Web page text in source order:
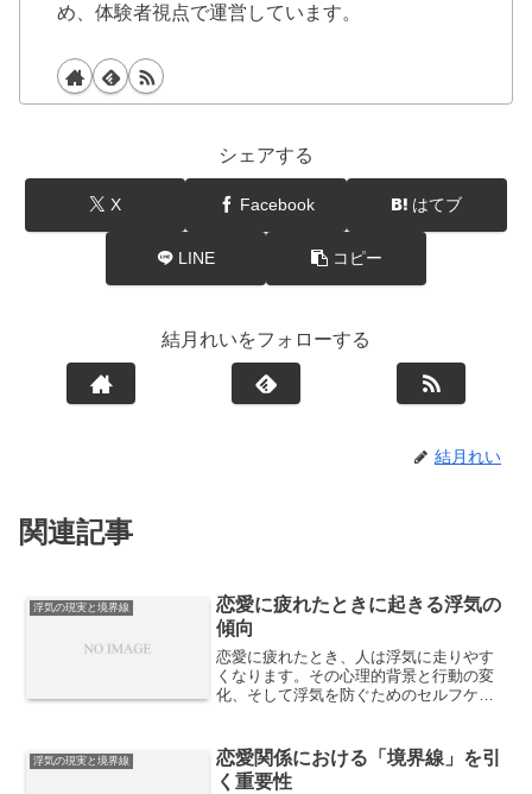
め、体験者視点で運営しています。
シェアする
X Facebook はてブ
LINE コピー
結月れいをフォローする
結月れい
関連記事
浮気の現実と境界線
恋愛に疲れたときに起きる浮気の
傾向
恋愛に疲れたとき、人は浮気に走りやす
くなります。その心理的背景と行動の変
化、そして浮気を防ぐためのセルフケア
浮気の現実と境界線
恋愛関係における「境界線」を引
く重要性